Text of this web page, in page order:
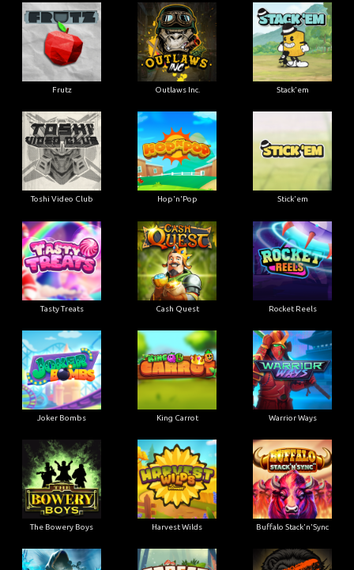
Frutz Outlaws Inc. Stack'em
Toshi Video Club Hop'n'Pop Stick'em
Tasty Treats Cash Quest Rocket Reels
Joker Bombs King Carrot Warrior Ways
The Bowery Boys Harvest Wilds Buffalo Stack'n'Sync